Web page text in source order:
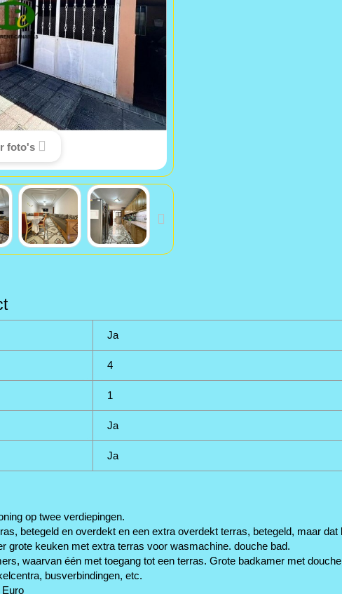
foto's
Ja
4
1
Ja
Ja
op twee verdiepingen.
betegeld en overdekt en een extra overdekt terras, betegeld, maar dat
grote keuken met extra terras voor wasmachine. douche bad.
waarvan één met toegang tot een terras. Grote badkamer met
busverbindingen, etc.